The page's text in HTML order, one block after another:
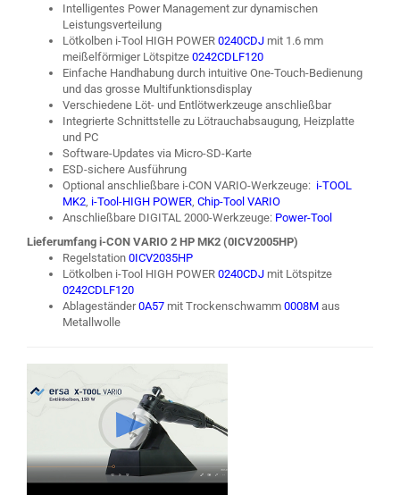
Intelligentes Power Management zur dynamischen
Leistungsverteilung
Lötkolben i-Tool HIGH POWER 0240CDJ mit 1.6 mm
meißelförmiger Lötspitze 0242CDLF120
Einfache Handhabung durch intuitive One-Touch-Bedienung
und das grosse Multifunktionsdisplay
Verschiedene Löt- und Entlötwerkzeuge anschließbar
Integrierte Schnittstelle zu Lötrauchabsaugung, Heizplatte
und PC
Software-Updates via Micro-SD-Karte
ESD-sichere Ausführung
Optional anschließbare i-CON VARIO-Werkzeuge: i-TOOL
MK2, i-Tool-HIGH POWER, Chip-Tool VARIO
Anschließbare DIGITAL 2000-Werkzeuge: Power-Tool
Lieferumfang i-CON VARIO 2 HP MK2 (0ICV2005HP)
Regelstation 0ICV2035HP
Lötkolben i-Tool HIGH POWER 0240CDJ mit Lötspitze
0242CDLF120
Ablageständer0A57 mit Trockenschwamm 0008M aus
Metallwolle